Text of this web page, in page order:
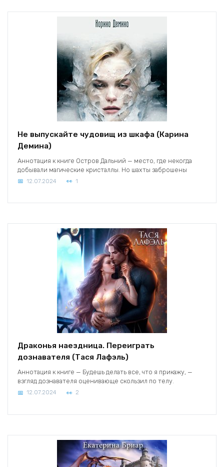
Не выпускайте чудовищ из шкафа (Карина
Демина)
Аннотация к книге Остров Дальний — место, где некогда
добывали магические кристаллы. Но шахты заброшены
12.07.2024 1
Драконья наездница. Переиграть
дознавателя (Тася Лафэль)
Аннотация к книге — Будешь делать все, что я прикажу, —
взгляд дознавателя оценивающе скользил по телу.
12.07.2024 2